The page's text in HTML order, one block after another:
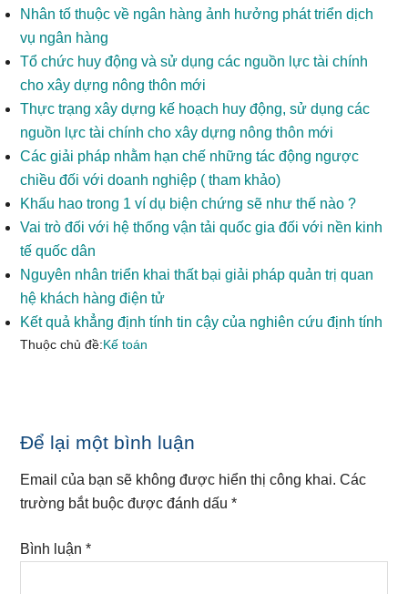
Nhân tố thuộc về ngân hàng ảnh hưởng phát triển dịch
vụ ngân hàng
Tổ chức huy động và sử dụng các nguồn lực tài chính
cho xây dựng nông thôn mới
Thực trạng xây dựng kế hoạch huy động, sử dụng các
nguồn lực tài chính cho xây dựng nông thôn mới
Các giải pháp nhằm hạn chế những tác động ngược
chiều đối với doanh nghiệp ( tham khảo)
Khấu hao trong 1 ví dụ biện chứng sẽ như thế nào ?
Vai trò đối với hệ thống vận tải quốc gia đối với nền kinh
tế quốc dân
Nguyên nhân triển khai thất bại giải pháp quản trị quan
hệ khách hàng điện tử
Kết quả khẳng định tính tin cậy của nghiên cứu định tính
Thuộc chủ đề:Kế toán
Reader
Interactions
Để lại một bình luận
Email của bạn sẽ không được hiển thị công khai. Các
trường bắt buộc được đánh dấu*
Bình luận*